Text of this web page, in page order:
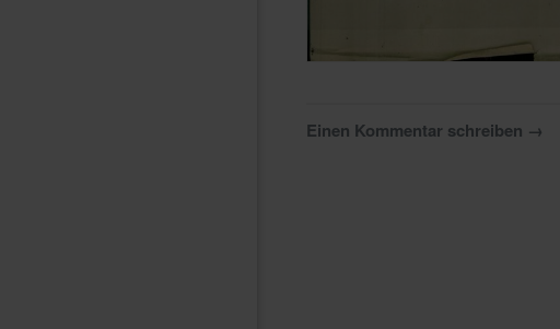
Einen Kommentar schreiben →